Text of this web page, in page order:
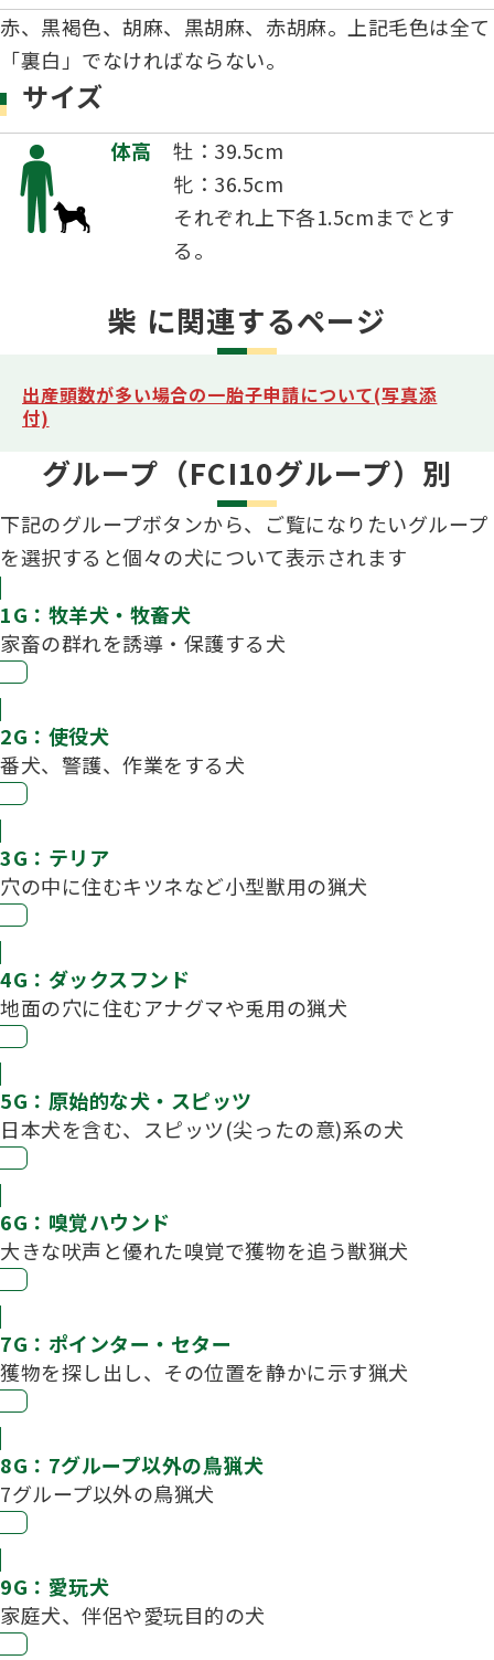
愛犬とのふれあい写真コンテストについて
愛犬とのふれあいの俳句について
赤、黒褐色、胡麻、黒胡麻、赤胡麻。上記毛色は全て
「裏白」でなければならない。
サイズ
体高
牡：39.5cm
牝：36.5cm
それぞれ上下各1.5cmまでとす
る。
柴 に関連するページ
出産頭数が多い場合の一胎子申請について(写真添
付)
グループ（FCI10グループ）別
下記のグループボタンから、ご覧になりたいグループ
を選択すると個々の犬について表示されます
1G：牧羊犬・牧畜犬
家畜の群れを誘導・保護する犬
2G：使役犬
番犬、警護、作業をする犬
3G：テリア
穴の中に住むキツネなど小型獣用の猟犬
4G：ダックスフンド
地面の穴に住むアナグマや兎用の猟犬
5G：原始的な犬・スピッツ
日本犬を含む、スピッツ(尖ったの意)系の犬
6G：嗅覚ハウンド
大きな吠声と優れた嗅覚で獲物を追う獣猟犬
7G：ポインター・セター
獲物を探し出し、その位置を静かに示す猟犬
8G：7グループ以外の鳥猟犬
7グループ以外の鳥猟犬
9G：愛玩犬
家庭犬、伴侶や愛玩目的の犬